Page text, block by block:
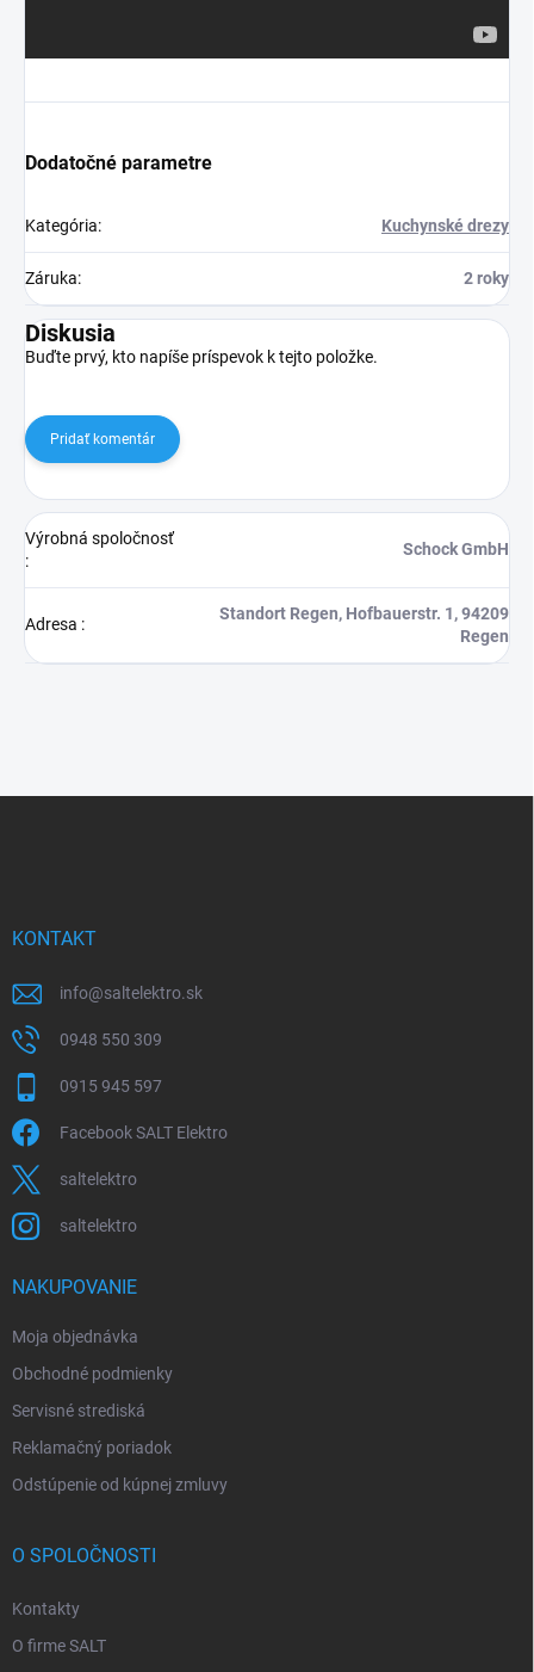
Dodatočné parametre
Kategória: Kuchynské drezy
Záruka: 2 roky
Diskusia
Buďte prvý, kto napíše príspevok k tejto položke.
Pridať komentár
Výrobná spoločnosť
:
Schock GmbH
Adresa :
Standort Regen, Hofbauerstr. 1, 94209
Regen
KONTAKT
info@saltelektro.sk
0948 550 309
0915 945 597
Facebook SALT Elektro
saltelektro
saltelektro
NAKUPOVANIE
Moja objednávka
Obchodné podmienky
Servisné strediská
Reklamačný poriadok
Odstúpenie od kúpnej zmluvy
O SPOLOČNOSTI
Kontakty
O firme SALT